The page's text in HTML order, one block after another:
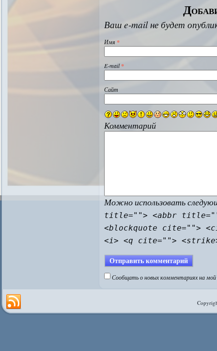
Ваш e-mail не будет
Имя *
E-mail*
Сайт
Комментарий
Можно использовать
title=""> <abbr
<blockquote cite="">
<i> <q cite="">
Сообщать о новых комментариях на мой